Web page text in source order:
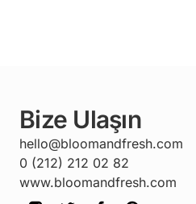
Bize Ulaşın
hello@bloomandfresh.com
0 (212) 212 02 82
www.bloomandfresh.com